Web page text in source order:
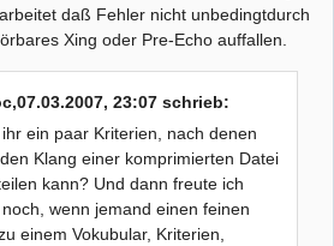
daß Fehler nicht unbedingtdurch
Xing oder Pre-Echo auffallen.
23:07 schrieb:
ein paar Kriterien, nach denen
Klang einer komprimierten Datei
kann? Und dann freute ich
wenn jemand einen feinen
einem Vokubular, Kriterien,